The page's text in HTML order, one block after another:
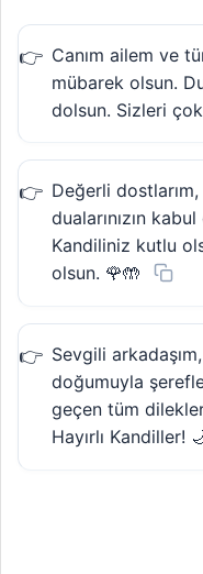
Canım ailem ve
mübarek olsun.
dolsun. Sizleri
Değerli
dualarınızın
Kandiliniz kutlu
olsun. 🌹🤲
Sevgili
doğumuyla
geçen tüm
Hayırlı Kandiller!